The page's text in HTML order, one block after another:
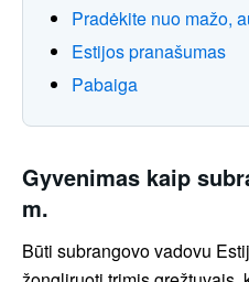
Pradėkite nuo mažo,
Estijos pranašumas
Pabaiga
Gyvenimas kaip
m.
Būti subrangovo vadovu